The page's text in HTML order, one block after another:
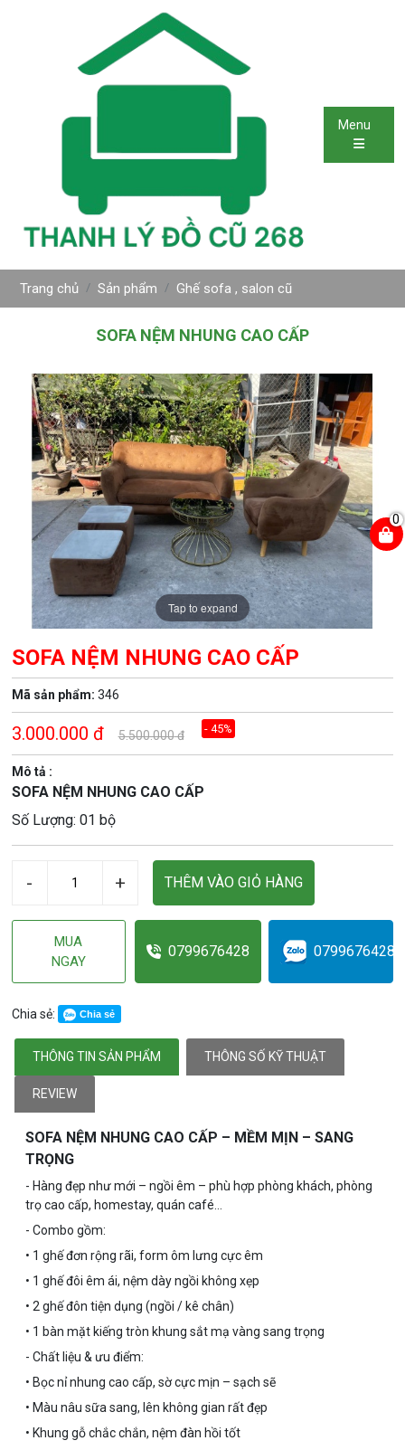
Menu
Trang chủ Sản phẩm Ghế sofa , salon cũ
SOFA NỆM NHUNG CAO CẤP
Tap to expand
SOFA NỆM NHUNG CAO CẤP
Mã sản phẩm: 346
3.000.000 đ 5.500.000đ - 45%
Mô tả :
SOFA NỆM NHUNG CAO CẤP
Số Lượng: 01 bộ
- + THÊM VÀO GIỎ HÀNG
MUA
NGAY
0799676428 0799676428
Chia sẻ: Chia sẻ
THÔNG TIN SẢN PHẨM THÔNG SỐ KỸ THUẬT
REVIEW
SOFA NỆM NHUNG CAO CẤP – MỀM MỊN – SANG
TRỌNG
- Hàng đẹp như mới – ngồi êm – phù hợp phòng khách, phòng
trọ cao cấp, homestay, quán café…
- Combo gồm:
• 1 ghế đơn rộng rãi, form ôm lưng cực êm
• 1 ghế đôi êm ái, nệm dày ngồi không xẹp
• 2 ghế đôn tiện dụng (ngồi / kê chân)
• 1 bàn mặt kiếng tròn khung sắt mạ vàng sang trọng
- Chất liệu & ưu điểm:
• Bọc nỉ nhung cao cấp, sờ cực mịn – sạch sẽ
• Màu nâu sữa sang, lên không gian rất đẹp
• Khung gỗ chắc chắn, nệm đàn hồi tốt
0